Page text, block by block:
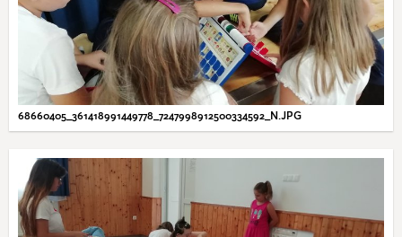
68660405_361418991449778_7247998912500334592_N.JPG